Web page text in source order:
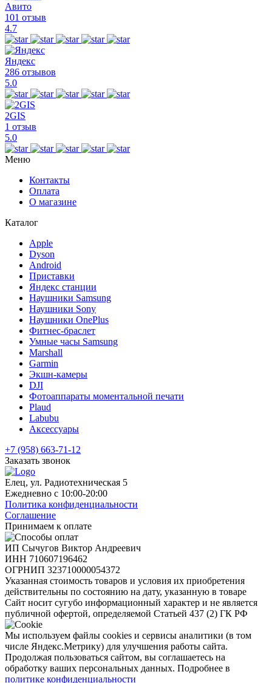
Авито
101 отзыв
4.7
Яндекс
286 отзывов
5.0
2GIS
1 отзыв
5.0
Меню
Контакты
Оплата
О магазине
Каталог
Apple
Dyson
Android
Приставки
Яндекс станции
Наушники Samsung
Наушники Sony
Наушники OnePlus
Фитнес-браслет
Умные часы Samsung
Marshall
Garmin
Экшн-камеры
DJI
Фотоаппараты моментальной печати
Plaud
Labubu
Аксессуары
+7 (958) 663-71-12
Заказать звонок
Елец, ул. Радиотехническая 5
Ежедневно с 10:00-20:00
Политика конфиденциальности
Соглашение
Принимаем к оплате
ИП Сычугов Виктор Андреевич
ИНН 710607196462
ОГРНИП 323710000054372
Указанная стоимость товаров и условия их приобретения
действительны по состоянию на дату, указанную в товаре
Сайт носит сугубо информационный характер и не является
публичной офертой, определяемой Статьей 437 (2) ГК РФ
Мы используем файлы cookies и сервисы аналитики (в том
числе Яндекс.Метрику) для улучшения работы сайта.
Продолжая пользоваться сайтом, вы соглашаетесь на
обработку ваших персональных данных. Подробнее в
политике конфиденциальности